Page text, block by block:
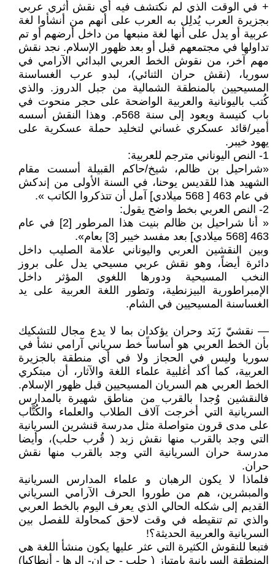
+ في الوقت الذي لم نكتشف فيه أي نقش أثري عربي
بجزيرة العرب يُدلِل به العرب على أنهم من أنشأوا لغة
عربية أو يدل على أنها لغة منبعها من داخل أرضهم أو تم
تداولها في مجتمعهم قبل أو بعد ظهور الإسلام. نجد نقش
مهم آخر، من نقوش الخط العربي البدائي الآرامي في
سوريا، (نقش حران الثنائي)، لبدو عرب الغساسنة
المسيحيين بالمنطقة الشمالية من جبل الدروز. والذي
كُتب باليونانية والعربية الواضحة على حجر منحوت في
باب كنيسة ويعود إلى سنة 568م. وهذا النقش أسسه
أمير/قائد عسكري غساني لتخليد حملة عسكرية على
يهود خيبر.
1- النص اليوناني مترجم للعربية:
«شراحيل بن ظالم، شيخ/حاكم القبيلة أسست مقام
الشهيد هذا للقديس يوحنا، في السنة الأولى من إندكش
في عام 463 [ 568 ميلادي] آمل أن تتذكروا الكاتب ».
2- النص العربي بخط واضح يقول:
« أنا شراحيل بن ظالم بنيت هذا المرطور [2] في عام
463 [568 ميلادي] بعد مفسد خيبر [3] بعام».
وبين النقشين العربي واليوناني علامة الصليب داخل
دائرة أيضاً، وهو نقش عربي مسيحي يدل على بروز
النخب المسيحية ودورها اللغوي المؤثر داخل
الإمبراطورية البيزنطية، وتطور اللغة العربية على يد
الغساسنة المسيحيين في الشام.
— نقشيّ زَبَد وحران يؤكدان بما لا يدع مجال للتشكيك
بأن الخط العربي هو أساساً خط سرياني آرامي نشأ في
سوريا وليس في الحجاز ولا في أي منطقة بالجزيرة
العربية، كما أكد أغلبية علماء اللغة والآثار، أن مبتكري
الخط العربي هم السريان المسيحيين قبل ظهور الإسلام.
فالنقشين وُجدا بالقرب من مناطق شهيرة بالمدارس
السريانية التي أخرجت آلاف الطلاب والعلماء والكُتَّاب
على مدى قرون متواصلة مثل مدرسة قنشرين السريانية
التي وجد بالقرب منها نقش زبد ( قُرب حلب)، وأيضا
مدرسة حران السريانية التي وجد بالقرب منها نقش
حران.
فلماذا لا يكون الرهبان و علماء المدارس السريانية
والمبشرين، هم من طوروا الحرف الآرامي السرياني
القديم إلى شكله الحالي الذي يعرف اليوم بالخط العربي
والذي تم تنقيطه في وقت لاحق كمحاولة للفصل بين
السريانية والعربية الحديثة؟!
فتبعا للنقوش الكثيرة التي عثر عليها يكون منشأ اللغة هي
المنطقة السريانية بإمتياز ( حلب - حران- الرها - أنطاكيا)